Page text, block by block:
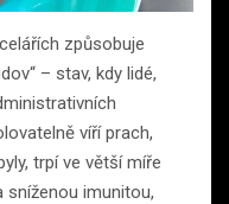
způsobuje
– stav, kdy lidé,
víří prach,
trpí ve větší míře
sníženou imunitou,